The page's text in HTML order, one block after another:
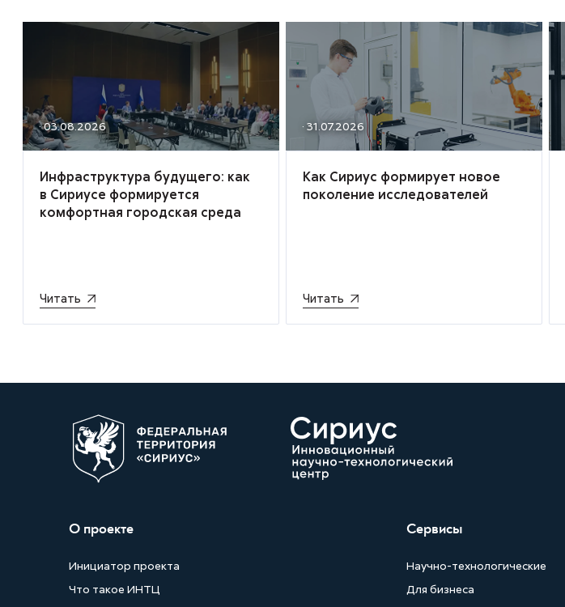
· 03.08.2026
Инфраструктура будущего: как
в Сириусе формируется
комфортная городская среда
Читать
· 31.07.2026
Как Сириус формирует новое
поколение исследователей
Читать
О проекте
Инициатор проекта
Что такое ИНТЦ
Сервисы
Научно-технологические
Для бизнеса